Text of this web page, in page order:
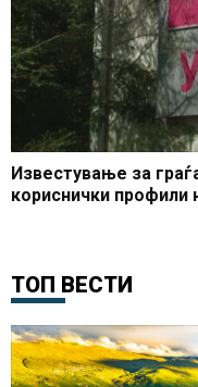
Известување за
кориснички профили
ТОП ВЕСТИ